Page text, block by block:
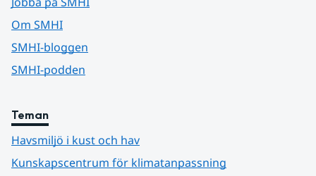
Om SMHI
SMHI-bloggen
SMHI-podden
Teman
Havsmiljö i kust och hav
Kunskapscentrum för klimatanpassning